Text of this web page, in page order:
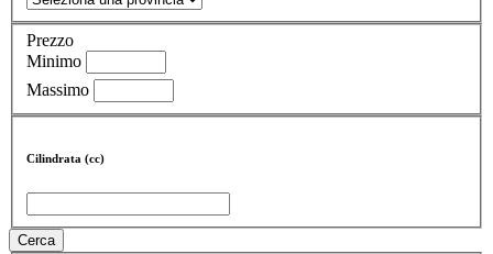
Prezzo
Minimo
Massimo
Cilindrata (cc)
Cerca